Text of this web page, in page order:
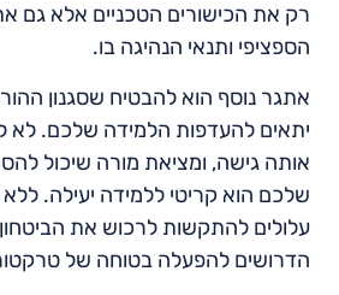
רק את הכישורים הטכניים אלא גם
הספציפי ותנאי הנהיגה בו.
אתגר נוסף הוא להבטיח שסגנון
יתאים להעדפות הלמידה שלכם. לא
אותה גישה, ומציאת מורה שיכול
שלכם הוא קריטי ללמידה יעילה.
עלולים להתקשות לרכוש את הביטחון
הדרושים להפעלה בטוחה של